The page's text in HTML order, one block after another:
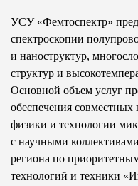
УСУ «Фемтоспектр»
спектроскопии
и наноструктур,
структур и
Основной объем услуг
обеспечения совместных
физики и технологии
с научными
региона по
технологий и техники